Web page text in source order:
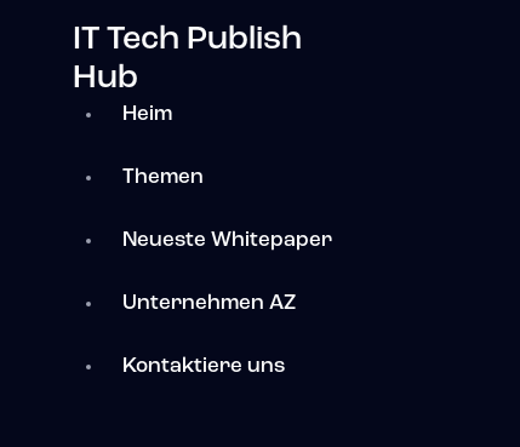
IT Tech Publish
Hub
Heim
Themen
Neueste Whitepaper
Unternehmen AZ
Kontaktiere uns